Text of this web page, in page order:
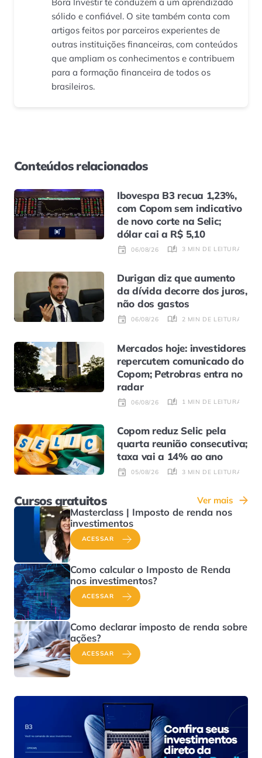
sólido e confiável. O site também conta com
artigos feitos por parceiros experientes de
outras instituições financeiras, com conteúdos
que ampliam os conhecimentos e contribuem
para a formação financeira de todos os
brasileiros.
Conteúdos relacionados
Ibovespa B3 recua 1,23%,
com Copom sem indicativo
de novo corte na Selic;
dólar cai a R$ 5,10
06/08/26 3 MIN DE LEITURA
Durigan diz que aumento
da dívida decorre dos juros,
não dos gastos
06/08/26 2 MIN DE LEITURA
Mercados hoje: investidores
repercutem comunicado do
Copom; Petrobras entra no
radar
06/08/26 1 MIN DE LEITURA
Copom reduz Selic pela
quarta reunião consecutiva;
taxa vai a 14% ao ano
05/08/26 3 MIN DE LEITURA
Cursos gratuitos Ver mais
Masterclass | Imposto de renda nos
investimentos
ACESSAR
Como calcular o Imposto de Renda
nos investimentos?
ACESSAR
Como declarar imposto de renda sobre
ações?
ACESSAR